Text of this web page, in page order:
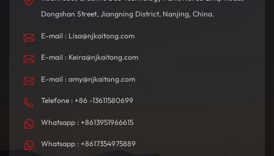
Dongshan Street, Jiangning District, Nanjing, China.
E-mail : Lisa@njkaitong.com
E-mail : Keira@njkaitong.com
E-mail : amy@njkaitong.com
Telefone : +86 -13611580699
Whatsapp : +8613951966615
Whatsapp : +8617354975889